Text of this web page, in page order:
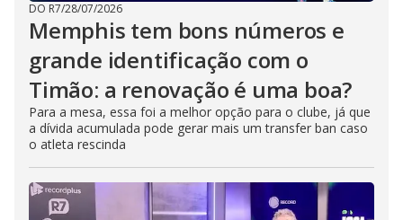
DO R7/28/07/2026
Memphis tem bons números e
grande identificação com o
Timão: a renovação é uma boa?
Para a mesa, essa foi a melhor opção para o clube, já que
a dívida acumulada pode gerar mais um transfer ban caso
o atleta rescinda